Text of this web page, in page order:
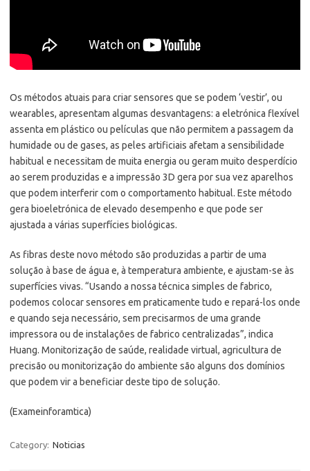
Os métodos atuais para criar sensores que se podem ‘vestir’, ou
wearables, apresentam algumas desvantagens: a eletrónica flexível
assenta em plástico ou películas que não permitem a passagem da
humidade ou de gases, as peles artificiais afetam a sensibilidade
habitual e necessitam de muita energia ou geram muito desperdício
ao serem produzidas e a impressão 3D gera por sua vez aparelhos
que podem interferir com o comportamento habitual. Este método
gera bioeletrónica de elevado desempenho e que pode ser
ajustada a várias superfícies biológicas.
As fibras deste novo método são produzidas a partir de uma
solução à base de água e, à temperatura ambiente, e ajustam-se às
superfícies vivas. “Usando a nossa técnica simples de fabrico,
podemos colocar sensores em praticamente tudo e repará-los onde
e quando seja necessário, sem precisarmos de uma grande
impressora ou de instalações de fabrico centralizadas”, indica
Huang. Monitorização de saúde, realidade virtual, agricultura de
precisão ou monitorização do ambiente são alguns dos domínios
que podem vir a beneficiar deste tipo de solução.
(Exameinforamtica)
Category: Noticias